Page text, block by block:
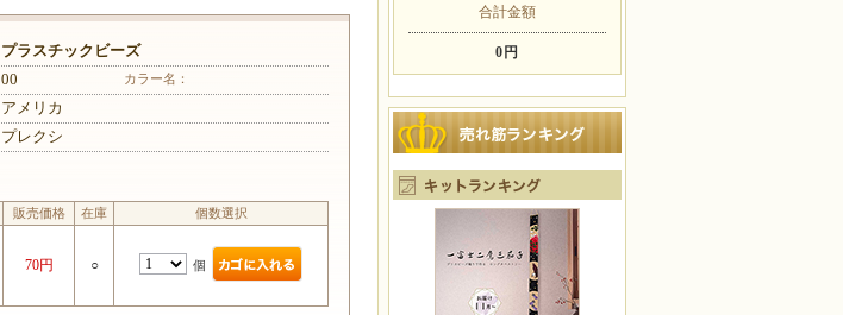
プラスチックビーズ
00
カラー名：
アメリカ
プレクシ
販売価格 在庫 個数選択
70円 ○ 個
合計金額
0円